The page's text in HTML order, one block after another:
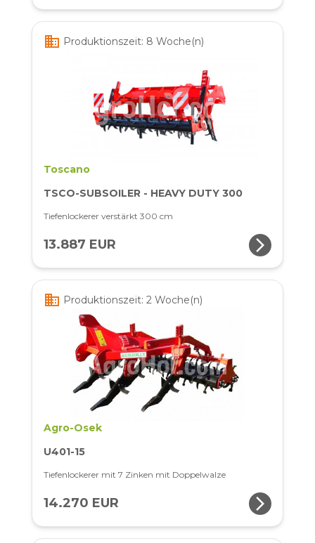
business Produktionszeit: 8 Woche(n)
Toscano
TSCO-SUBSOILER - HEAVY DUTY 300
Tiefenlockerer verstärkt 300 cm
13.887 EUR arrow_forward_ios
business Produktionszeit: 2 Woche(n)
Agro-Osek
U401-15
Tiefenlockerer mit 7 Zinken mit Doppelwalze
14.270 EUR arrow_forward_ios